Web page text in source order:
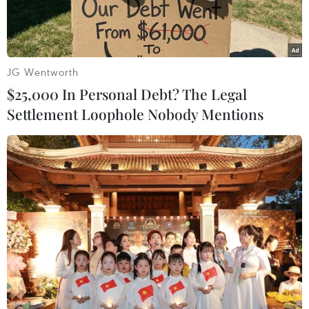
Mô hình 'Cảng xanh' an toàn, không có dịch được thiết lập tại
cảng cá Mỹ Tân (xã Thanh Hải, huyện Ninh Hải). (Ảnh: Nguyễn
Thành/TTXVN)
Hiện nay, một số địa phương trên địa bàn tỉnh
Ninh Thuận phát sinh ổ dịch COVID-19 mới
JG Wentworth
$25,000 In Personal Debt? The Legal
Settlement Loophole Nobody Mentions